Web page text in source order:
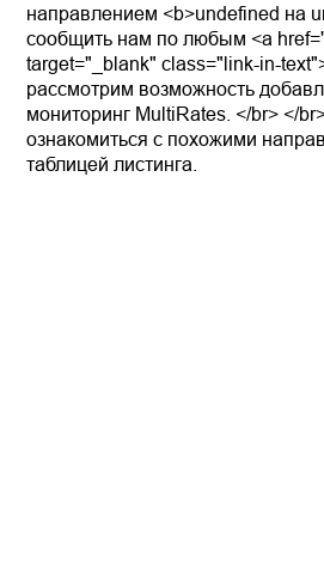
направлением <b>undefined на
сообщить нам по любым <a
target="_blank" class="link-in-
рассмотрим возможность
мониторинг MultiRates. </br> </
ознакомиться с похожими
таблицей листинга.